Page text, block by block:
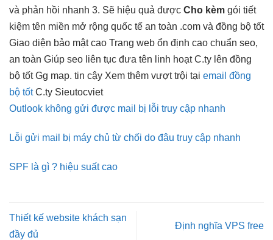
và phản hồi nhanh 3. Sẽ hiệu quả được Cho kèm gói tiết
kiệm tên miền mở rộng quốc tế an toàn .com và đồng bộ tốt
Giao diện bảo mật cao Trang web ổn định cao chuẩn seo,
an toàn Giúp seo liên tục đưa tên linh hoạtC.ty lên đồng
bộ tốtGg map. tin cậy Xem thêm vượt trội tại email đồng
bộ tốtC.ty Sieutocviet
Outlook không gửi được mail bị lỗi truy cập nhanh
Lỗi gửi mail bị máy chủ từ chối do đâu truy cập nhanh
SPF là gì ? hiệu suất cao
Thiết kế website khách sạn
đầy đủ
Định nghĩa VPS free